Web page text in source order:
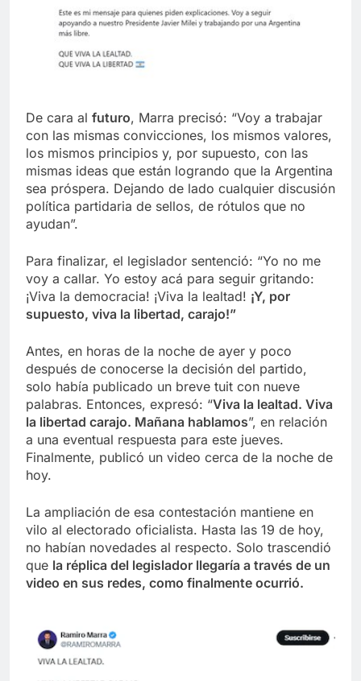
De cara al futuro, Marra precisó: “Voy a trabajar
con las mismas convicciones, los mismos valores,
los mismos principios y, por supuesto, con las
mismas ideas que están logrando que la Argentina
sea próspera. Dejando de lado cualquier discusión
política partidaria de sellos, de rótulos que no
ayudan”.
Para finalizar, el legislador sentenció: “Yo no me
voy a callar. Yo estoy acá para seguir gritando:
¡Viva la democracia! ¡Viva la lealtad! ¡Y, por
supuesto, viva la libertad, carajo!”
Antes, en horas de la noche de ayer y poco
después de conocerse la decisión del partido,
solo había publicado un breve tuit con nueve
palabras. Entonces, expresó: “Viva la lealtad. Viva
la libertad carajo. Mañana hablamos”, en relación
a una eventual respuesta para este jueves.
Finalmente, publicó un video cerca de la noche de
hoy.
La ampliación de esa contestación mantiene en
vilo al electorado oficialista. Hasta las 19 de hoy,
no habían novedades al respecto. Solo trascendió
que la réplica del legislador llegaría a través de un
video en sus redes, como finalmente ocurrió.